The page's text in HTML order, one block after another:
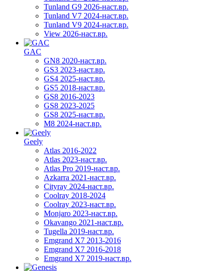
Tunland G9 2026-наст.вр.
Tunland V7 2024-наст.вр.
Tunland V9 2024-наст.вр.
View 2026-наст.вр.
GAC
GN8 2020-наст.вр.
GS3 2023-наст.вр.
GS4 2025-наст.вр.
GS5 2018-наст.вр.
GS8 2016-2023
GS8 2023-2025
GS8 2025-наст.вр.
M8 2024-наст.вр.
Geely
Atlas 2016-2022
Atlas 2023-наст.вр.
Atlas Pro 2019-наст.вр.
Azkarra 2021-наст.вр.
Cityray 2024-наст.вр.
Coolray 2018-2024
Coolray 2023-наст.вр.
Monjaro 2023-наст.вр.
Okavango 2021-наст.вр.
Tugella 2019-наст.вр.
Emgrand Х7 2013-2016
Emgrand X7 2016-2018
Emgrand X7 2019-наст.вр.